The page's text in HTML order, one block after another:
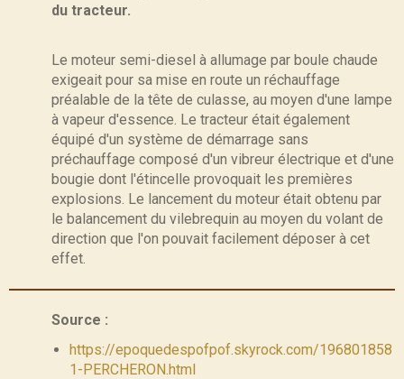
du tracteur.
Le moteur semi-diesel à allumage par boule chaude
exigeait pour sa mise en route un réchauffage
préalable de la tête de culasse, au moyen d'une lampe
à vapeur d'essence. Le tracteur était également
équipé d'un système de démarrage sans
préchauffage composé d'un vibreur électrique et d'une
bougie dont l'étincelle provoquait les premières
explosions. Le lancement du moteur était obtenu par
le balancement du vilebrequin au moyen du volant de
direction que l'on pouvait facilement déposer à cet
effet.
Source :
https://epoquedespofpof.skyrock.com/196801858
1-PERCHERON.html